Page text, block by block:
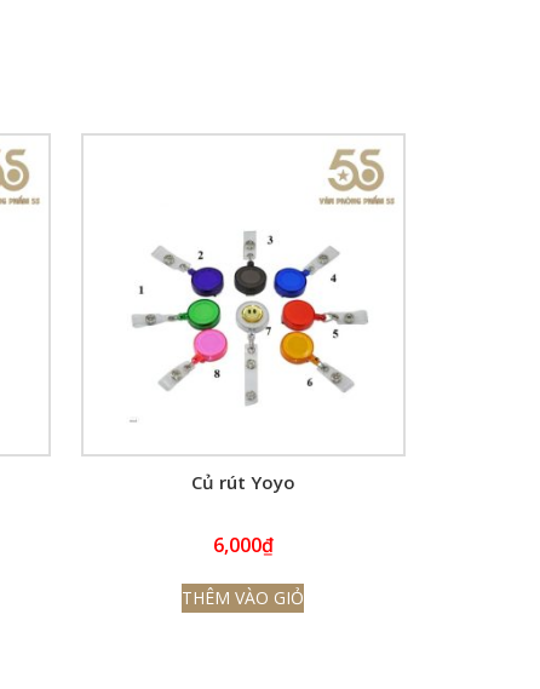
Củ rút Yoyo
6,000₫
THÊM VÀO GIỎ